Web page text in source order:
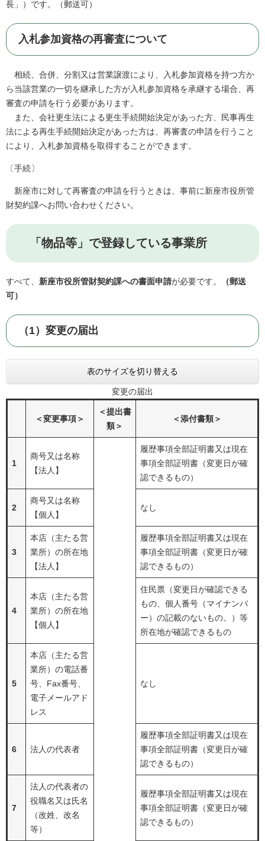
長」）です。（郵送可）
入札参加資格の再審査について
相続、合併、分割又は営業譲渡により、入札参加資格を持つ方か
ら当該営業の一切を継承した方が入札参加資格を承継する場合、再
審査の申請を行う必要があります。
また、会社更生法による更生手続開始決定があった方、民事再生
法による再生手続開始決定があった方は、再審査の申請を行うこと
により、入札参加資格を取得することができます。
〔手続〕
新座市に対して再審査の申請を行うときは、事前に新座市役所管
財契約課へお問い合わせください。
「物品等」で登録している事業所
すべて、 新座市役所管財契約課への書面申請が必要です。
（郵送
可）
（1）変更の届出
表のサイズを切り替える
変更の届出
＜変更事項＞
＜提出書
類＞
＜添付書類＞
1
商号又は名称
【法人】
履歴事項全部証明書又は現在
事項全部証明書（変更日が確
認できるもの）
2
商号又は名称
【個人】
なし
3
本店（主たる営
業所）の所在地
【法人】
履歴事項全部証明書又は現在
事項全部証明書（変更日が確
認できるもの）
4
本店（主たる営
業所）の所在地
【個人】
住民票（変更日が確認できる
もの、個人番号（マイナンバ
ー）の記載のないもの。）等
所在地が確認できるもの
5
本店（主たる営
業所）の電話番
号、Fax番号、
電子メールアド
レス
なし
6 法人の代表者
履歴事項全部証明書又は現在
事項全部証明書（変更日が確
認できるもの）
7
法人の代表者の
役職名又は氏名
（改姓、改名
等）
履歴事項全部証明書又は現在
事項全部証明書（変更日が確
認できるもの）